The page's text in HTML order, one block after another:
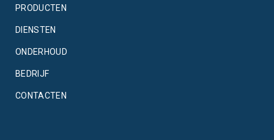
PRODUCTEN
DIENSTEN
ONDERHOUD
BEDRIJF
CONTACTEN